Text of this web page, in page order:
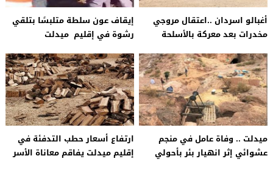
أغبالو اسردان ..اعتقال مروجي
مخدرات بعد معركة بالأسلحة
إيقاف عون سلطة متلبسًا بتلقي
رشوة في إقليم ميدلت
ميدلت .. وفاة عامل في منجم
عشوائي إثر انهيار بئر بأحولي
ارتفاع أسعار حطب التدفئة في
إقليم ميدلت يفاقم معاناة الأسر